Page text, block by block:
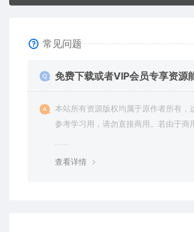
常见问题
免费下载或者VIP会员专享资源
本站所有资源版权均属于原作者所有，
参考学习用，请勿直接商用。若由于商
查看详情